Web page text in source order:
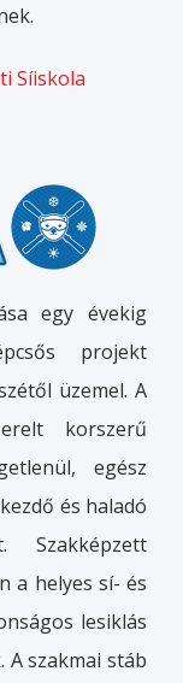
Síiskola
egy évekig
projekt
üzemel. A
korszerű
egész
és haladó
Szakképzett
a helyes sí- és
lesiklás
A szakmai stáb